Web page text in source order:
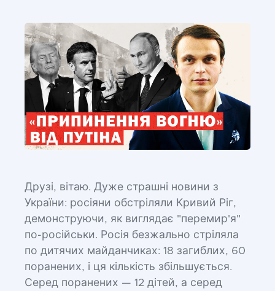
Друзі, вітаю. Дуже страшні новини з
України: росіяни обстріляли Кривий Ріг,
демонструючи, як виглядає "перемир'я"
по-російськи. Росія безжально стріляла
по дитячих майданчиках: 18 загиблих, 60
поранених, і ця кількість збільшується.
Серед поранених — 12 дітей, а серед